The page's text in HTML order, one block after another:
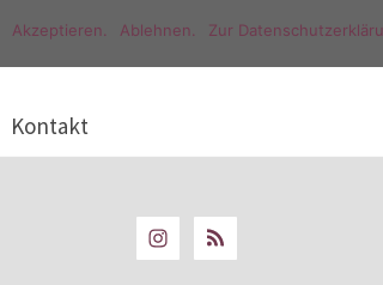
Kontakt
Akzeptieren. Ablehnen. Zur